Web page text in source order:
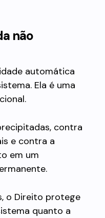
não
automática
Ela é uma
contra
e contra a
em um
o Direito protege
quanto a